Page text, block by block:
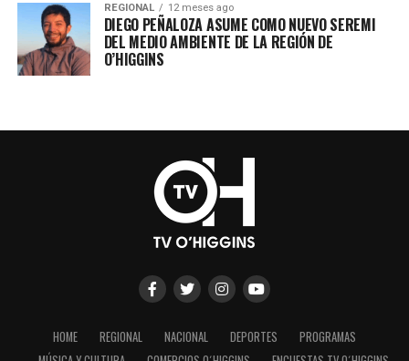
REGIONAL 12 meses ago
DIEGO PEÑALOZA ASUME COMO NUEVO SEREMI
DEL MEDIO AMBIENTE DE LA REGIÓN DE
O’HIGGINS
HOME REGIONAL NACIONAL DEPORTES
PROGRAMAS